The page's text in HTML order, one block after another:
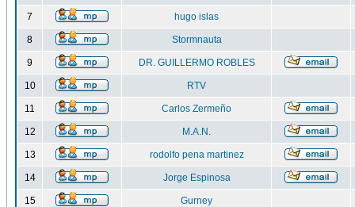
7 hugo islas
8 Stormnauta
9 DR. GUILLERMO ROBLES
10 RTV
11 Carlos Zermeño
12 M.A.N.
13 rodolfo pena martinez
14 Jorge Espinosa
15 Gurney